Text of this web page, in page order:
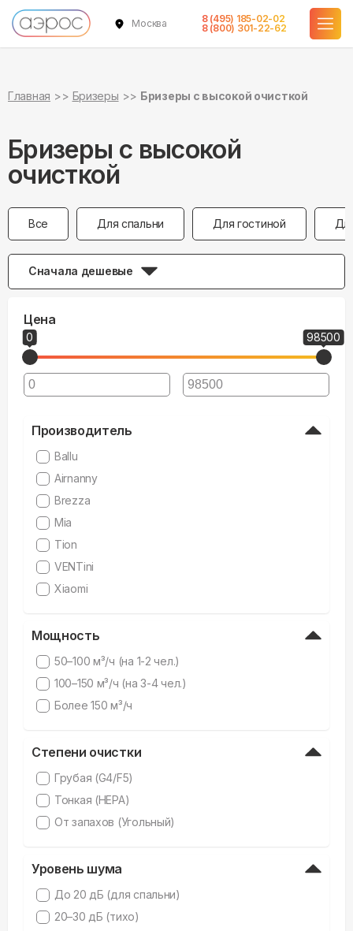
Москва
8 (495) 185-02-02
8 (800) 301-22-62
Главная Бризеры Бризеры с высокой очисткой
Бризеры с высокой
очисткой
Все Для спальни Для гостиной
Сначала дешевые
Цена
0 98500
Производитель
Ballu
Airnanny
Brezza
Mia
Tion
VENTini
Xiaomi
Мощность
50–100 м³/ч (на 1-2 чел.)
100–150 м³/ч (на 3-4 чел.)
Более 150 м³/ч
Степени очистки
Грубая (G4/F5)
Тонкая (HEPA)
От запахов (Угольный)
Уровень шума
До 20 дБ (для спальни)
20–30 дБ (тихо)